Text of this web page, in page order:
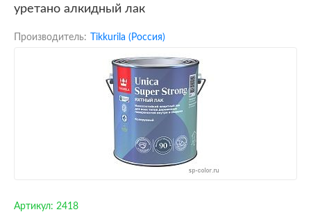
уретано алкидный лак
Производитель: Tikkurila (Россия)
Артикул: 2418